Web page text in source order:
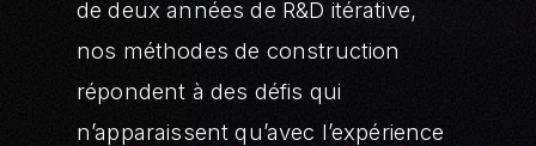
de deux années de R&D itérative,
nos méthodes de construction
répondent à des défis qui
n’apparaissent qu’avec l’expérience